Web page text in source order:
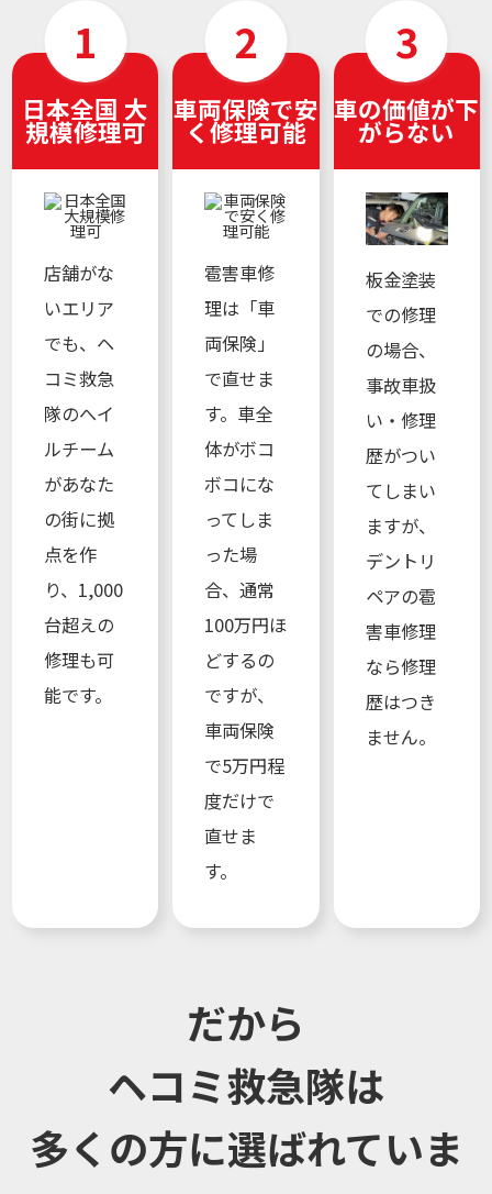
日本全国 大
規模修理可
店舗がな
いエリア
でも、ヘ
コミ救急
隊のへイ
ルチーム
があなた
の街に拠
点を作
り、1,000
台超えの
修理も可
能です。
車両保険で安
く修理可能
雹害車修
理は「車
両保険」
で直せま
す。車全
体がボコ
ボコにな
ってしま
った場
合、通常
100万円ほ
どするの
ですが、
車両保険
で5万円程
度だけで
直せま
す。
車の価値が下
がらない
板金塗装
での修理
の場合、
事故車扱
い・修理
歴がつい
てしまい
ますが、
デントリ
ペアの雹
害車修理
なら修理
歴はつき
ません。
だから
ヘコミ救急隊は
多くの方に選ばれていま